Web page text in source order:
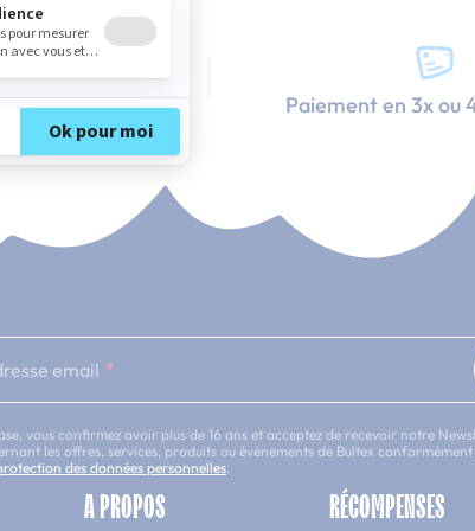
nuits d'essai* Paiement en 3x ou
email
vous confirmez avoir plus de 16 ans et acceptez de recevoir notre
les offres, services, produits ou évènements de Bultex conformément
des données personnelles
A PROPOS RÉCOMPENSES